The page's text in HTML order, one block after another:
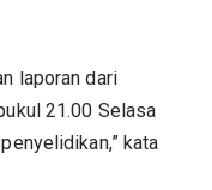
laporan dari
21.00 Selasa
kata